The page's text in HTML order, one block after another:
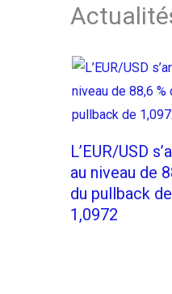
L’EUR/USD
au niveau de
du pullback de
1,0972